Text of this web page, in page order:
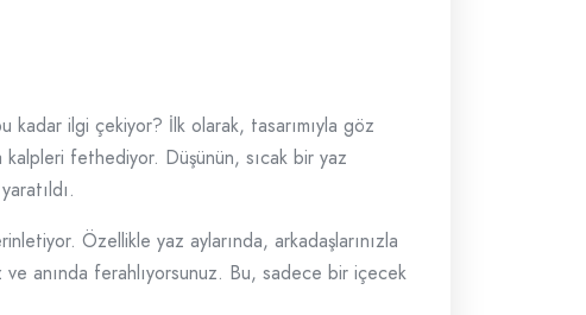
ilgi çekiyor? İlk olarak, tasarımıyla göz
fethediyor. Düşünün, sıcak bir yaz
Özellikle yaz aylarında, arkadaşlarınızla
anında ferahlıyorsunuz. Bu, sadece bir içecek